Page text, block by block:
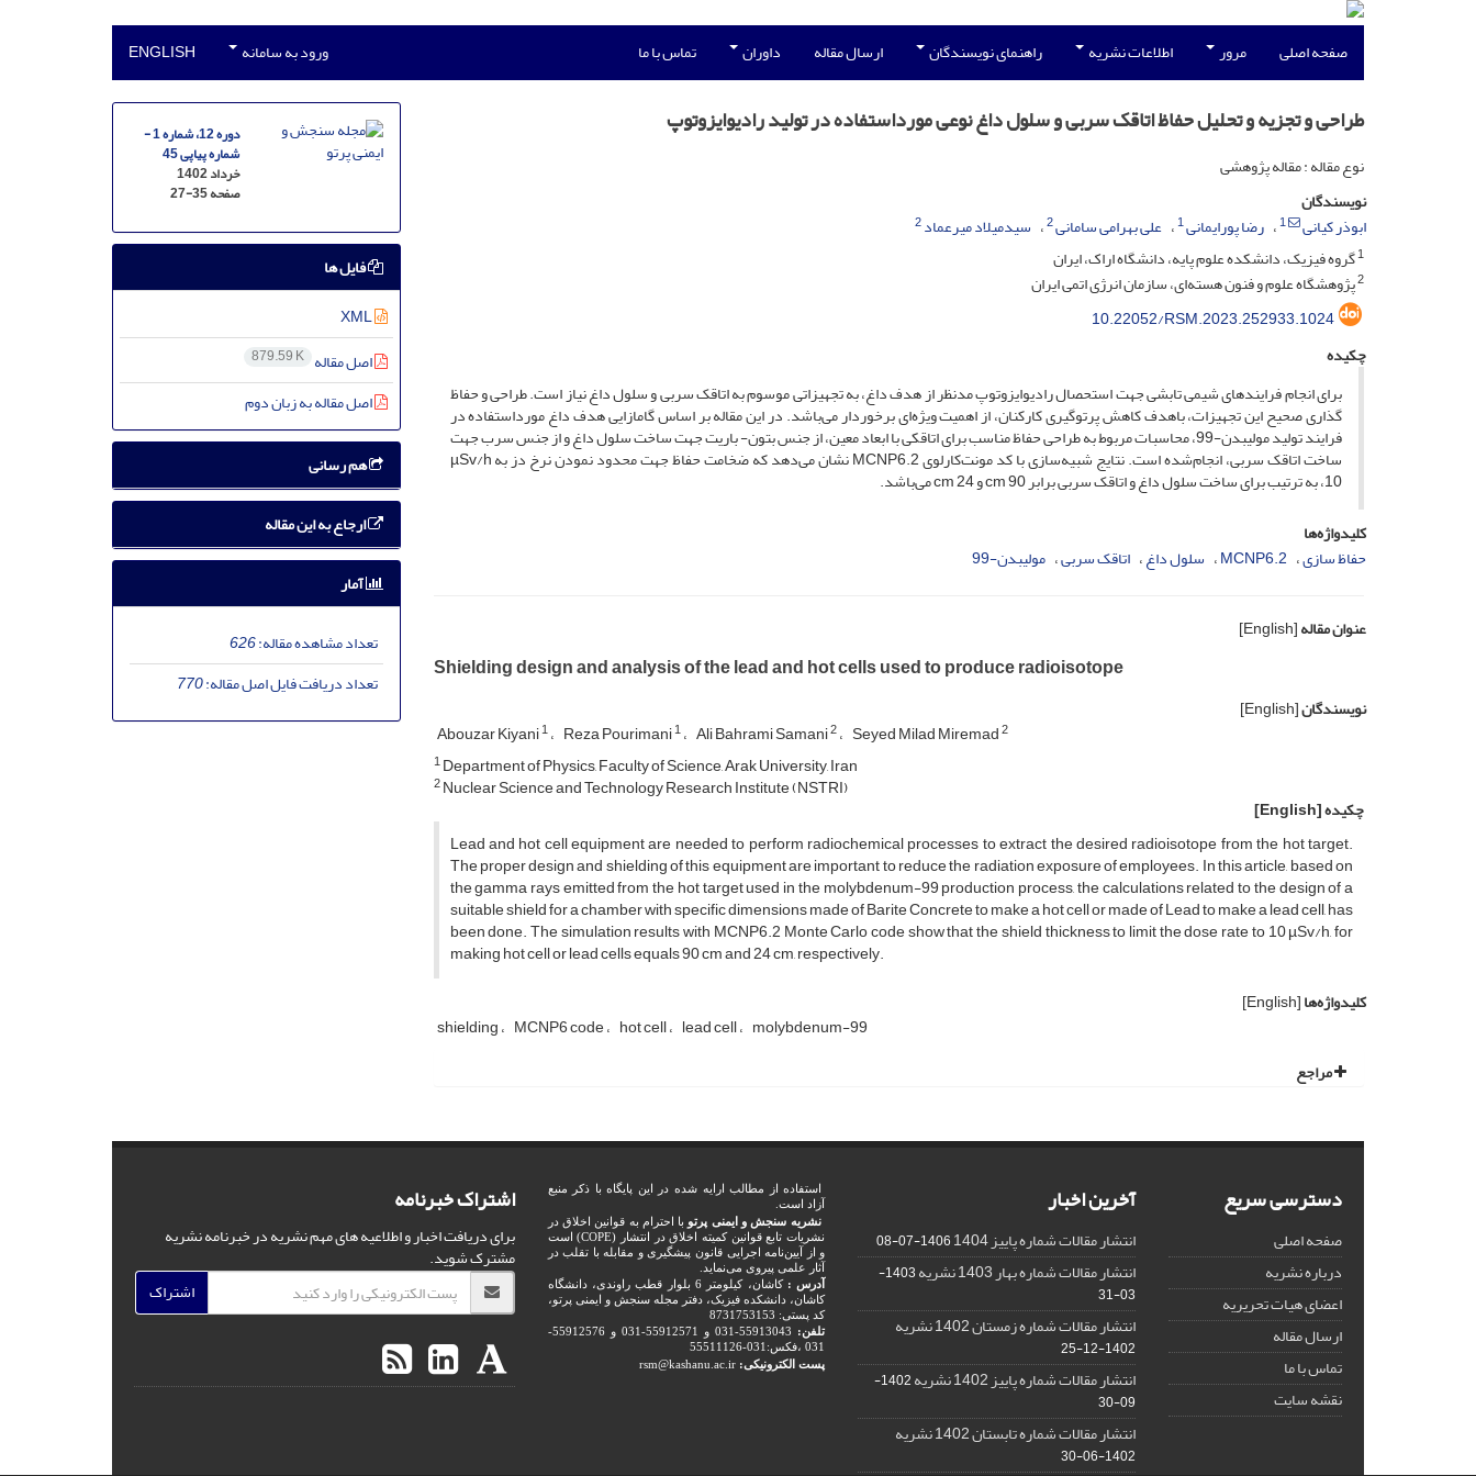
صفحه اصلی مرور اطلاعات نشریه راهنمای نویسندگان ارسال مقاله داوران تماس با ما ورود به سامانه ENGLISH
طراحی و تجزیه‌ و تحلیل حفاظ اتاقک سربی و سلول داغ نوعی مورداستفاده در تولید رادیوایزوتوپ
نوع مقاله : مقاله پژوهشی
نویسندگان
ابوذر کیانی
1 رضا پورایمانی1 علی بهرامی سامانی2 سیدمیلاد میرعماد2
1گروه فیزیک، دانشکده علوم پایه، دانشگاه اراک، ایران
2پژوهشگاه علوم و فنون هسته‌ای، سازمان انرژی اتمی ایران
10.22052/RSM.2023.252933.1024
چکیده
برای انجام فرایندهای شیمی تابشی جهت استحصال رادیوایزوتوپ مدنظر از هدف داغ، به تجهیزاتی موسوم به اتاقک سربی و سلول داغ نیاز است. طراحی و حفاظ
گذاری صحیح این تجهیزات، باهدف کاهش پرتوگیری کارکنان، از اهمیت ویژه‌ای برخوردار می‌باشد. در این مقاله بر اساس گامازایی هدف داغ مورداستفاده در
فرایند تولید مولیبدن-99، محاسبات مربوط به طراحی حفاظ مناسب برای اتاقکی با ابعاد معین، از جنس بتون- باریت جهت ساخت سلول داغ و از جنس سرب جهت
ساخت اتاقک سربی، انجام‌شده است. نتایج شبیه‌سازی با کد مونت‌کارلوی MCNP6.2 نشان می‌دهد که ضخامت حفاظ جهت محدود نمودن نرخ دز به µSv/h
10، به ترتیب برای ساخت سلول داغ و اتاقک سربی برابر cm 90 و cm 24 می‌باشد.
کلیدواژه‌ها
حفاظ سازی MCNP6.2 سلول داغ اتاقک سربی مولیبدن-99
عنوان مقاله[English]
Shielding design and analysis of the lead and hot cells used to produce radioisotope
نویسندگان[English]
Abouzar Kiyani1 Reza Pourimani1 Ali Bahrami Samani2 Seyed Milad Miremad2
1Department of Physics, Faculty of Science, Arak University, Iran
2Nuclear Science and Technology Research Institute (NSTRI)
چکیده[English]
Lead and hot cell equipment are needed to perform radiochemical processes to extract the desired radioisotope from the hot target.
The proper design and shielding of this equipment are important to reduce the radiation exposure of employees. In this article, based on
the gamma rays emitted from the hot target used in the molybdenum-99 production process, the calculations related to the design of a
suitable shield for a chamber with specific dimensions made of Barite Concrete to make a hot cell or made of Lead to make a lead cell, has
been done. The simulation results with MCNP6.2 Monte Carlo code show that the shield thickness to limit the dose rate to 10 µSv/h, for
making hot cell or lead cells equals 90 cm and 24 cm, respectively.
کلیدواژه‌ها[English]
shielding MCNP6 code hot cell lead cell molybdenum-99
مراجع
دوره 12، شماره 1 -
شماره پیاپی 45
خرداد 1402
صفحه27-35
فایل ها
XML
اصل مقاله 879.59 K
اصل مقاله به زبان دوم
هم رسانی
ارجاع به این مقاله
آمار
تعداد مشاهده مقاله:626
تعداد دریافت فایل اصل مقاله:770
دسترسی سریع
صفحه اصلی
درباره نشریه
اعضای هیات تحریریه
ارسال مقاله
تماس با ما
نقشه سایت
آخرین اخبار
انتشار مقالات شماره پاییز 1404 1406-07-08
انتشار مقالات شماره بهار 1403 نشریه
1403-
03-31
انتشار مقالات شماره زمستان 1402 نشریه
1402-12-25
انتشار مقالات شماره پاییز 1402 نشریه
1402-
09-30
انتشار مقالات شماره تابستان 1402 نشریه
1402-06-30
استفاده از مطالب ارایه شده در این پایگاه با ذکر منبع
آزاد است.
نشریه سنجش و ایمنی پرتو با احترام به قوانین اخلاق در
نشریات تابع قوانین کمیته اخلاق در انتشار (COPE) است
و از آیین‌نامه اجرایی قانون پیشگیری و مقابله با تقلب در
آثار علمی پیروی می‌نماید.
آدرس :
کاشان، کیلومتر 6 بلوار قطب راوندی، دانشگاه
کاشان، دانشکده فیزیک، دفتر مجله سنجش و ایمنی پرتو،
کد پستی: 8731753153
تلفن:
55913043-031 و 55912571-031 و 55912576-
031 ،فکس:031-55511126
پست الکترونیکی: rsm@kashanu.ac.ir
اشتراک خبرنامه
برای دریافت اخبار و اطلاعیه های مهم نشریه در خبرنامه نشریه
مشترک شوید.
اشتراک